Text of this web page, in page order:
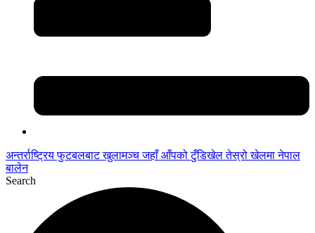
अन्तर्राष्ट्रिय फुटबलबाट खुलामञ्च जहाँ आँपको टुँडिखेल तेस्रो खेलमा नेपाल
बालेन
Search